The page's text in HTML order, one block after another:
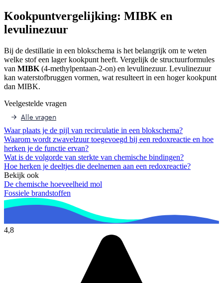
Kookpuntvergelijking: MIBK en
levulinezuur
Bij de destillatie in een blokschema is het belangrijk om te weten
welke stof een lager kookpunt heeft. Vergelijk de structuurformules
van MIBK (4-methylpentaan-2-on) en levulinezuur. Levulinezuur
kan waterstofbruggen vormen, wat resulteert in een hoger kookpunt
dan MIBK.
Veelgestelde vragen
Alle vragen
Waar plaats je de pijl van recirculatie in een blokschema?
Waarom wordt zwavelzuur toegevoegd bij een redoxreactie en hoe
herken je de functie ervan?
Wat is de volgorde van sterkte van chemische bindingen?
Hoe herken je deeltjes die deelnemen aan een redoxreactie?
Bekijk ook
De chemische hoeveelheid mol
Fossiele brandstoffen
4,8